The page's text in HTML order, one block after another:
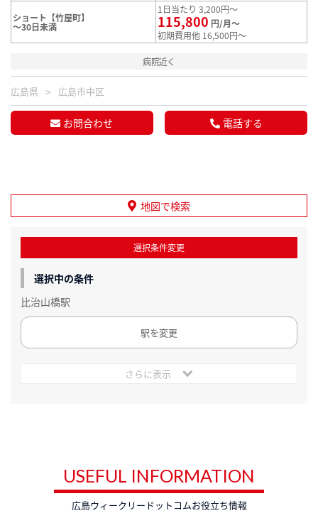
ショート【竹屋町】
～30日未満
1日当たり 3,200円～
115,800 円/月～
初期費用他 16,500円～
病院近く
広島県 広島市中区
お問合わせ 電話する
地図で検索
選択条件変更
選択中の条件
比治山橋駅
駅を変更
さらに表示
USEFUL INFORMATION
広島ウィークリードットコムお役立ち情報